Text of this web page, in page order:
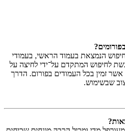
הנמצאת בעמוד הראשי, בעמודי
לחיפוש המתקדם על־ידי לחיצה על
זמין בכל העמודים בפורום. הדרך
שבשימוש.